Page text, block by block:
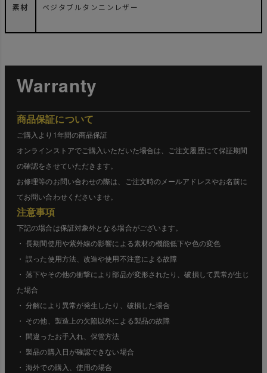
素材
ベジタブルタンニンレザー
Warranty
商品保証について
ご購入より1年間の商品保証
オンラインストアでご購入いただいた場合は、ご注文履歴にて保証期間
の確認をさせていただきます。
お修理等のお問い合わせの際は、ご注文時のメールアドレスやお名前に
てお問い合わせくださいませ。
注意事項
下記の場合は保証対象外となる場合がございます。
・ 長期間使用や紫外線の影響による素材の機能低下や色の変色
・ 誤った使用方法、改造や使用不注意による故障
・ 落下やその他の衝撃により部品が変形されたり、破損して異常が生じ
た場合
・ 分解により異常が発生したり、破損した場合
・ その他、製造上の欠陥以外による製品の故障
・ 間違ったお手入れ、保管方法
・ 製品の購入日が確認できない場合
・ 海外での購入、使用の場合